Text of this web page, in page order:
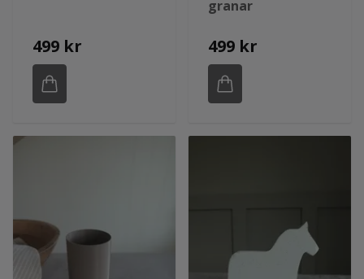
499 kr
granar
499 kr